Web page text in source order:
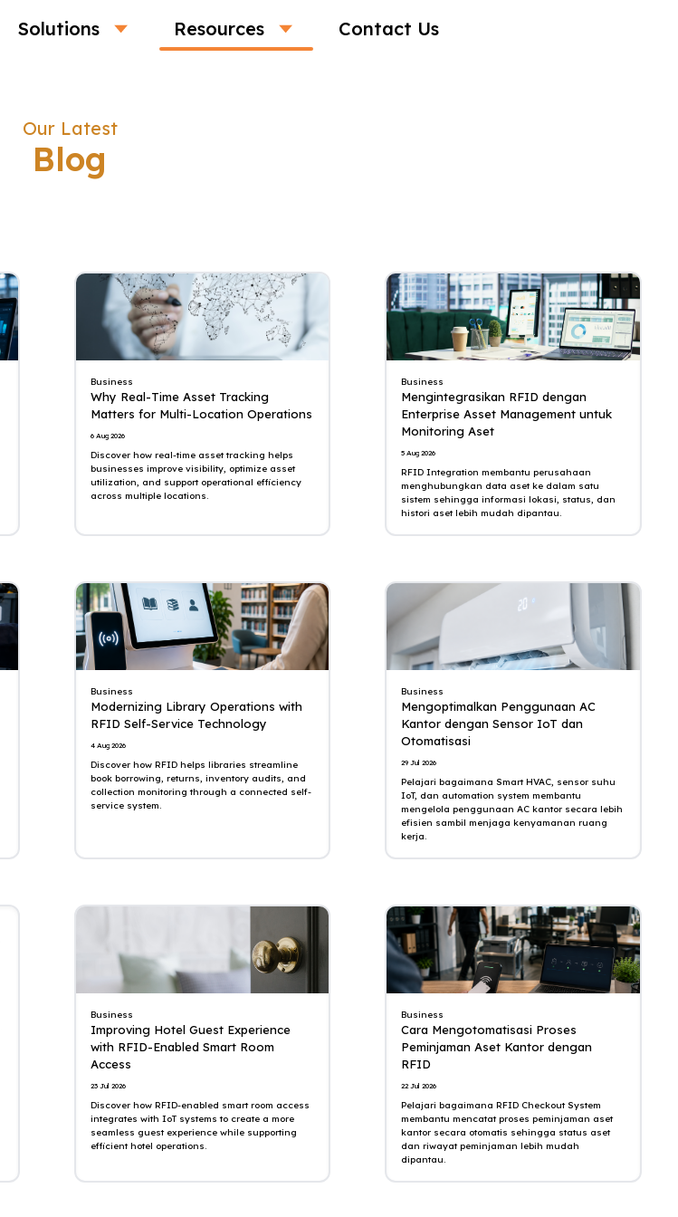
Solutions Resources Contact Us
Our Latest
Blog
Business
Why Real-Time Asset Tracking
Matters for Multi-Location Operations
6 Aug 2026
Discover how real-time asset tracking helps
businesses improve visibility, optimize asset
utilization, and support operational efficiency
across multiple locations.
Business
Mengintegrasikan RFID dengan
Enterprise Asset Management untuk
Monitoring Aset
5 Aug 2026
RFID Integration membantu perusahaan
menghubungkan data aset ke dalam satu
sistem sehingga informasi lokasi, status, dan
histori aset lebih mudah dipantau.
Business
Modernizing Library Operations with
RFID Self-Service Technology
4 Aug 2026
Discover how RFID helps libraries streamline
book borrowing, returns, inventory audits, and
collection monitoring through a connected self-
service system.
Business
Mengoptimalkan Penggunaan AC
Kantor dengan Sensor IoT dan
Otomatisasi
29 Jul 2026
Pelajari bagaimana Smart HVAC, sensor suhu
IoT, dan automation system membantu
mengelola penggunaan AC kantor secara lebih
efisien sambil menjaga kenyamanan ruang
kerja.
Business
Improving Hotel Guest Experience
with RFID-Enabled Smart Room
Access
23 Jul 2026
Discover how RFID-enabled smart room access
integrates with IoT systems to create a more
seamless guest experience while supporting
efficient hotel operations.
Business
Cara Mengotomatisasi Proses
Peminjaman Aset Kantor dengan
RFID
22 Jul 2026
Pelajari bagaimana RFID Checkout System
membantu mencatat proses peminjaman aset
kantor secara otomatis sehingga status aset
dan riwayat peminjaman lebih mudah
dipantau.